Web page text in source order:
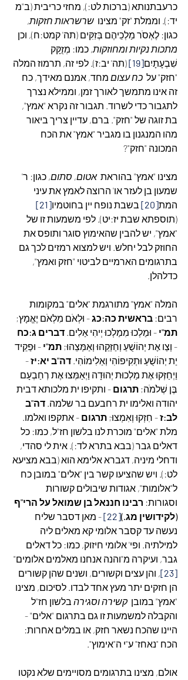
כרעבתנותא (ברכות לט:), מחזי כריבית (ב"מ
יד:). וממלת "זק" מצינו שרשראות חזקות,
כגון: לֶאְסֹר מַלְכֵיהֶם בְּזִקִּים (תה' קמט:ח), וכן
מתכות נקיות ומחוזקות, כמו: מְזֻקָּק
שִׁבְעָתָיִם[19]
(תה' יב:ז). לפי זה, תרמוז המלה
"חזק" על כח עצום מחד, אמנם מאידך, כח
זה אינו מתמשך לאורך זמן, וממילא נצרך
לתגבור כדי לשרוד. תגבור זה נקרא "אמץ",
בת זוגה של "חזק". ברם, עדיין צריך ביאור
מהו המנגנון בו מגביר "אמץ" את הכח
המכונה "חזק"?
מצינו "אמץ" בהוראת אטום, סתום, כגון: ר'
שמעון בן לעזר או' הרוצה לאמץ את עיני
המת[20] בשבת נופח יין בחוטמיו[21]
(תוספתא שבת יז:יט). לפי משמעות זו של
"אמץ", יש להבין שהאימוץ סוגר ותופס את
החוזק לבל יחלש. ויש למצוא רמזים לכך גם
בתרגומים הארמיים לביטוי "חזק ואמץ",
כדלהלן.
המלה "אמץ" מתורגמת "אלים" במקומות
רבים: בראשית כה:כג - וּלְאֹם מִלְאֹם יֶאֱמָץ;
תמ"י - וּמַלְכוּ מִמַלְכוּ יְיהִי אַלִים. דברים ג:כח
- וְצַו אֶת יְהוֹשֻׁעַ וְחַזְּקֵהוּ וְאַמְּצֵהוּ; תמ"י - וּפַקֵיד
יַת יְהוֹשֻׁעַ וּתְקִיפוֹהִי וְאַלִימוֹהִי. דה"ב יא:יז -
וַיְחַזְּקוּ אֶת מַלְכוּת יְהוּדָה וַיְאַמְּצוּ אֶת רְחַבְעָם
בֶּן שְׁלֹמֹה; תרגום - ותקיפו ית מלכותא דבית
יהודה ואלימו ית רחבעם בר שלמה. דה"ב
לב:ז - חִזְקוּ וְאִמְצוּ; תרגום - אתקפו ואלמו.
מלת "אלים" מוכרת לנו בלשון חז"ל, כמו: כל
דאלים גבר (בבא בתרא לד:). אית לי סהדי,
ודחלי מיניה, דגברא אלימא הוא (בבא מציעא
לט:). ויש שהציעו קשר בין "אלים" במובן כח
ל"אלומות", אגודות שיבולים קשורות
וסגורות: רבינו חננאל בן שמואל על הרי"ף
(לקידושין מג.)[22]
- מאן דסבר שליח
נעשה עד קסבר אלומי קא מאלים ליה
למילתיה. ופי' אלומי חיזוק, כמו: כל דאלים
גבר, ועיקרה מ"והנה אנחנו מאלמים אלומים"
[23]
, והן עצים וקשורים, ושנים שהן קשורים
הן חזקים יתר מעץ אחד לבדו. לסיכום, מצינו
"אמץ" במובן קשירה וסגירה בלשון חז"ל
והקבלה למשמעות זו גם בתרגום "אלים" -
היינו שהכח נשאר חזק, או במלים אחרות:
הכח "נאחז" ע"י ה"אימוץ".
אולם, מצינו בתרגומים מסויימים שלא נקטו